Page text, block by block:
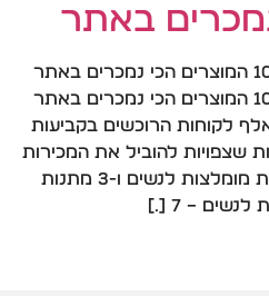
באתר
מתנות לנשים ולקשר זוגי – 10 המוצרים הכי נמכרים באתר
מתנות לנשים ולקשר זוגי – 10 המוצרים הכי נמכרים באתר
לקוחות הרוכשים בקביעות
שצפויות להוביל את המכירות
בשנת 2026. לפניכם 7 מתנות מומלצות לנשים ו-3 מתנות
– 7 […]